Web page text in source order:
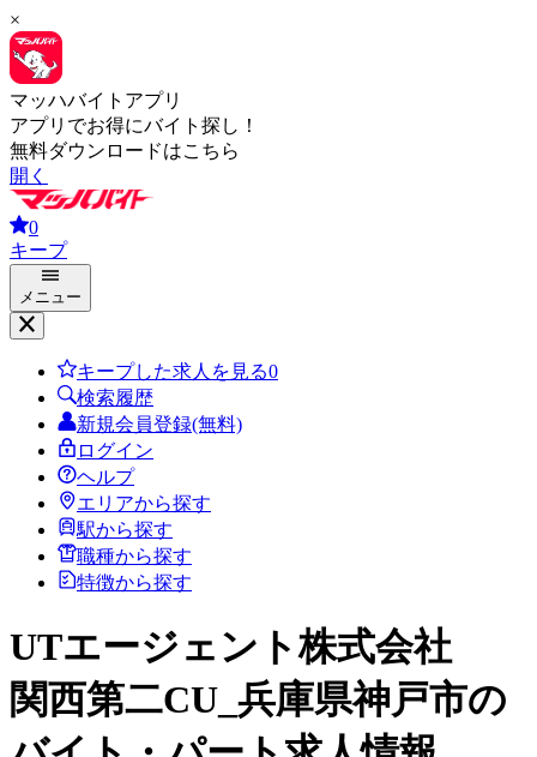
×
マッハバイトアプリ
アプリでお得にバイト探し！
無料ダウンロードはこちら
開く
0
キープ
メニュー
キープした求人を見る0
検索履歴
新規会員登録(無料)
ログイン
ヘルプ
エリアから探す
駅から探す
職種から探す
特徴から探す
UTエージェント株式会社
関西第二CU_兵庫県神戸市の